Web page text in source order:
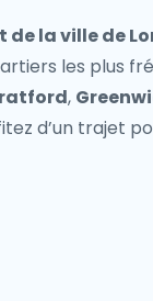
la ville de
les plus
,
d’un trajet